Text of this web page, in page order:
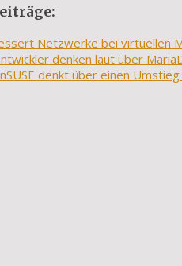
Netzwerke bei virtuellen
denken laut über
denkt über einen